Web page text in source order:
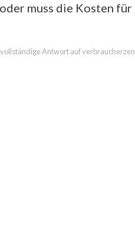
muss die Kosten
vollständige Antwort auf